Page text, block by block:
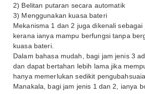
2) Belitan putaran secara automatik
3) Menggunakan kuasa bateri
Mekanisma 1 dan 2 juga dikenali sebagai
kerana ianya mampu berfungsi tanpa
kuasa bateri.
Dalam bahasa mudah, bagi jam jenis 3
dan dapat bertahan lebih lama jika
hanya memerlukan sedikit
Manakala, bagi jam jenis 1 dan 2, ianya